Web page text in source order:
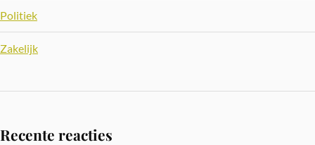
Politiek
Zakelijk
Recente reacties